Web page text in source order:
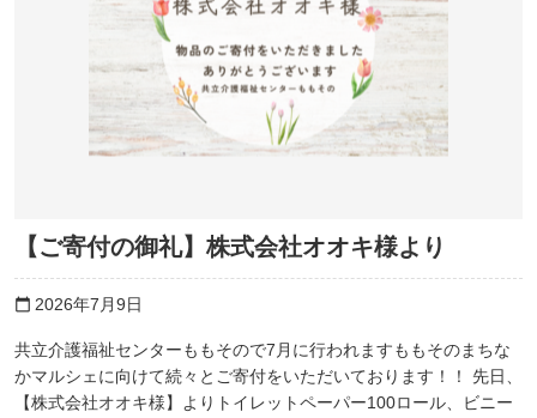
【ご寄付の御礼】株式会社オオキ様より
calendar_today 2026年7月9日
共立介護福祉センターももそので7月に行われますももそのまちな
かマルシェに向けて続々とご寄付をいただいております！！ 先日、
【株式会社オオキ様】よりトイレットペーパー100ロール、ビニー